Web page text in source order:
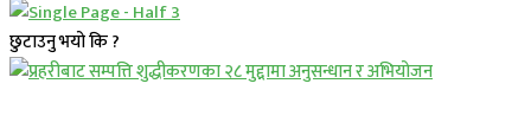
छुटाउनु भयो कि ?